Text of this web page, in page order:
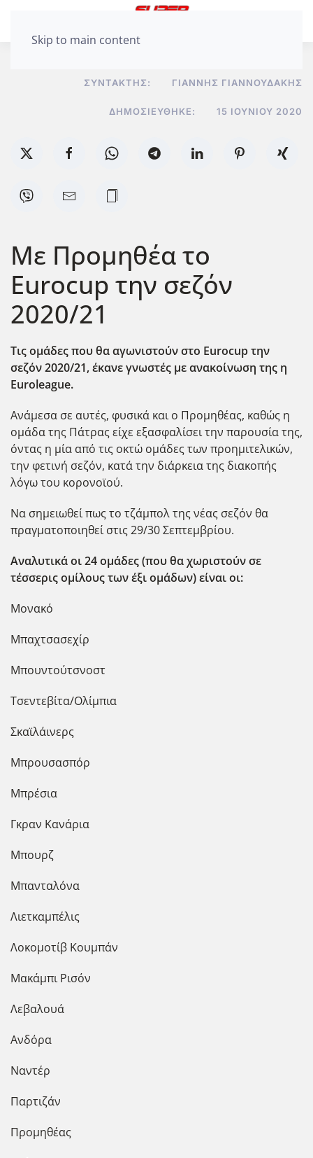
Skip to main content
ΣΥΝΤΆΚΤΗΣ: ΓΙΆΝΝΗΣ ΓΙΑΝΝΟΥΔΆΚΗΣ
ΔΗΜΟΣΙΕΎΘΗΚΕ: 15 ΙΟΥΝΊΟΥ 2020
Με Προμηθέα το
Eurocup την σεζόν
2020/21
Τις ομάδες που θα αγωνιστούν στο Eurocupτην
σεζόν 2020/21, έκανε γνωστές με ανακοίνωση της η
Euroleague.
Ανάμεσα σε αυτές, φυσικά και ο Προμηθέας, καθώς η
ομάδα της Πάτρας είχε εξασφαλίσει την παρουσία της,
όντας η μία από τις οκτώ ομάδες των προημιτελικών,
την φετινή σεζόν, κατά την διάρκεια της διακοπής
λόγω του κορονοϊού.
Να σημειωθεί πως το τζάμπολ της νέας σεζόν θα
πραγματοποιηθεί στις 29/30 Σεπτεμβρίου.
Αναλυτικά οι 24 ομάδες (που θα χωριστούν σε
τέσσερις ομίλους των έξι ομάδων) είναι οι:
Μονακό
Μπαχτσασεχίρ
Μπουντούτσνοστ
Τσεντεβίτα/Ολίμπια
Σκαϊλάινερς
Μπρουσασπόρ
Μπρέσια
Γκραν Κανάρια
Μπουρζ
Μπανταλόνα
Λιετκαμπέλις
Λοκομοτίβ Κουμπάν
Μακάμπι Ρισόν
Λεβαλουά
Ανδόρα
Ναντέρ
Παρτιζάν
Προμηθέας